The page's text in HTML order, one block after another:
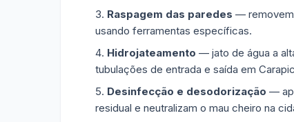
Raspagem das paredes —
usando ferramentas específicas.
Hidrojateamento — jato de água a
tubulações de entrada e saída em
Desinfecção e desodorização —
residual e neutralizam o mau cheiro na